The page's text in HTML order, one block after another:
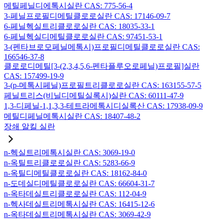
메틸페닐디에톡시실란 CAS: 775-56-4
3-페닐프로필디메틸클로로실란 CAS: 17146-09-7
6-페닐헥실트리클로로실란 CAS: 18035-33-1
6-페닐헥실디메틸클로로실란 CAS: 97451-53-1
3-(펜타브로모페닐메톡시)프로필디메틸클로로실란 CAS:
166546-37-8
클로로디메틸[3-(2,3,4,5,6-펜타플루오로페닐)프로필]실란
CAS: 157499-19-9
3-(p-메톡시페닐)프로필트리클로로실란 CAS: 163155-57-5
페닐트리스(비닐디메틸실록시)실란 CAS: 60111-47-9
1,3-디페닐-1,1,3,3-테트라메톡시디실록산 CAS: 17938-09-9
메틸디페닐메톡시실란 CAS: 18407-48-2
장쇄 알킬 실란
n-헥실트리메톡시실란 CAS: 3069-19-0
n-옥틸트리클로로실란 CAS: 5283-66-9
n-옥틸디메틸클로로실란 CAS: 18162-84-0
n-도데실디메틸클로로실란 CAS: 66604-31-7
n-옥타데실트리클로로실란 CAS: 112-04-9
n-헥사데실트리메톡시실란 CAS: 16415-12-6
n-옥타데실트리메톡시실란 CAS: 3069-42-9